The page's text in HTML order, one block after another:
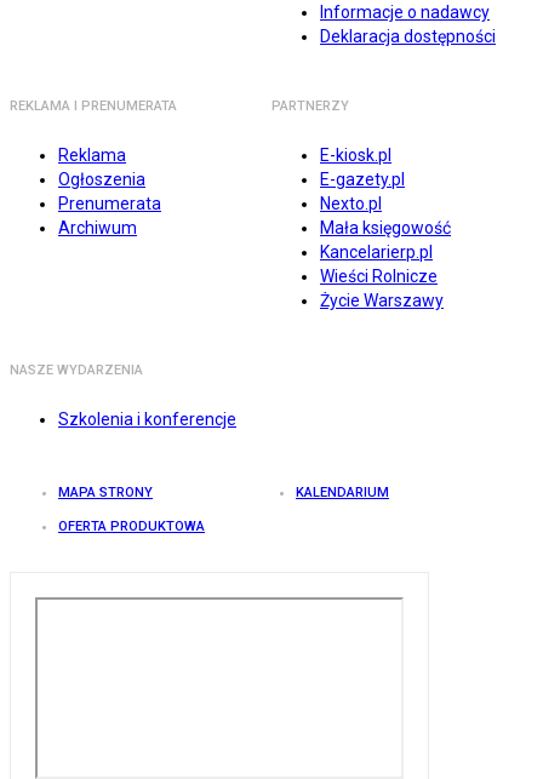
Informacje o nadawcy
Deklaracja dostępności
REKLAMA I PRENUMERATA
Reklama
Ogłoszenia
Prenumerata
Archiwum
PARTNERZY
E-kiosk.pl
E-gazety.pl
Nexto.pl
Mała księgowość
Kancelarierp.pl
Wieści Rolnicze
Życie Warszawy
NASZE WYDARZENIA
Szkolenia i konferencje
MAPA STRONY KALENDARIUM
OFERTA PRODUKTOWA